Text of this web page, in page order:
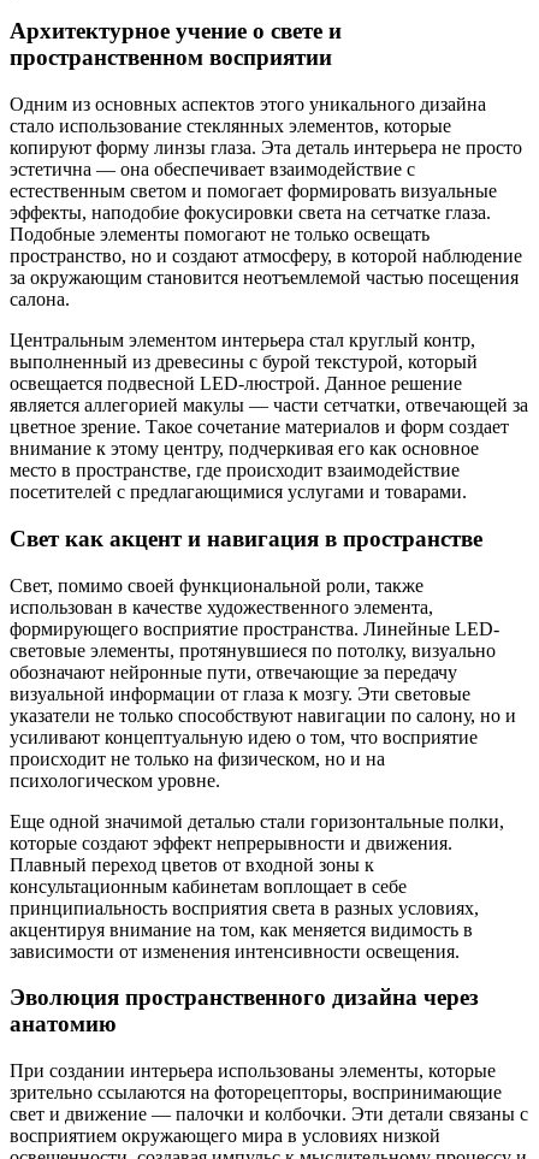
Архитектурное учение о свете и
пространственном восприятии
Одним из основных аспектов этого уникального дизайна
стало использование стеклянных элементов, которые
копируют форму линзы глаза. Эта деталь интерьера не просто
эстетична — она обеспечивает взаимодействие с
естественным светом и помогает формировать визуальные
эффекты, наподобие фокусировки света на сетчатке глаза.
Подобные элементы помогают не только освещать
пространство, но и создают атмосферу, в которой наблюдение
за окружающим становится неотъемлемой частью посещения
салона.
Центральным элементом интерьера стал круглый контр,
выполненный из древесины с бурой текстурой, который
освещается подвесной LED-люстрой. Данное решение
является аллегорией макулы — части сетчатки, отвечающей за
цветное зрение. Такое сочетание материалов и форм создает
внимание к этому центру, подчеркивая его как основное
место в пространстве, где происходит взаимодействие
посетителей с предлагающимися услугами и товарами.
Свет как акцент и навигация в пространстве
Свет, помимо своей функциональной роли, также
использован в качестве художественного элемента,
формирующего восприятие пространства. Линейные LED-
световые элементы, протянувшиеся по потолку, визуально
обозначают нейронные пути, отвечающие за передачу
визуальной информации от глаза к мозгу. Эти световые
указатели не только способствуют навигации по салону, но и
усиливают концептуальную идею о том, что восприятие
происходит не только на физическом, но и на
психологическом уровне.
Еще одной значимой деталью стали горизонтальные полки,
которые создают эффект непрерывности и движения.
Плавный переход цветов от входной зоны к
консультационным кабинетам воплощает в себе
принципиальность восприятия света в разных условиях,
акцентируя внимание на том, как меняется видимость в
зависимости от изменения интенсивности освещения.
Эволюция пространственного дизайна через
анатомию
При создании интерьера использованы элементы, которые
зрительно ссылаются на фоторецепторы, воспринимающие
свет и движение — палочки и колбочки. Эти детали связаны с
восприятием окружающего мира в условиях низкой